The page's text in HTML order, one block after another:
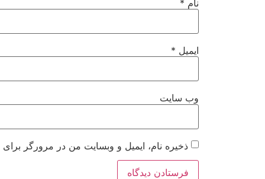
نام *
ایمیل *
وب‌ سایت
ذخیره نام، ایمیل و وبسایت من در مرورگر